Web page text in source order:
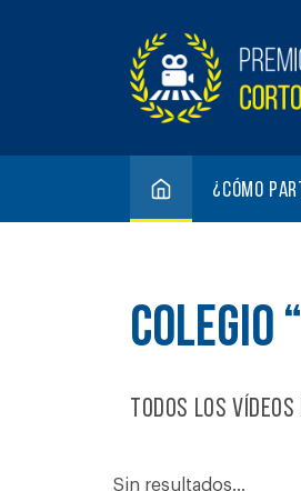
¿Cómo
COLEGIO
Todos los
Sin resultados...